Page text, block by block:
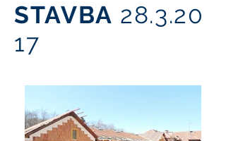
STAVBA 28.3.20
17